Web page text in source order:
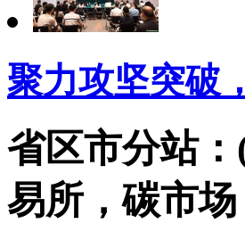
聚力攻坚突破
省区市分站
易所，碳市